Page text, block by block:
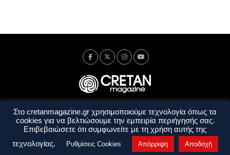
Ταυτότητα Πολιτική Απορρήτου
Όροι Χρήσης
Όροι και Προϋποθέσεις
Στο cretanmagazine.gr χρησιμοποιούμε τεχνολογία όπως τα
cookies για να βελτιώσουμε την εμπειρία περιήγησής σας.
Επιβεβαιώσετε ότι συμφωνείτε με τη χρήση αυτής της
τεχνολογίας.
Ρυθμίσεις Cookies Απόρριψη Αποδοχή